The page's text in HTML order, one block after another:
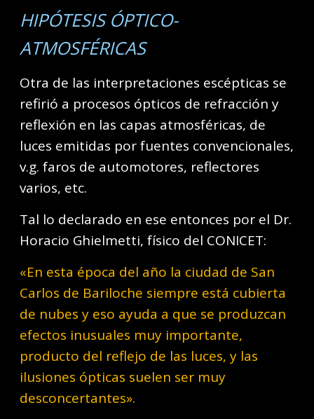
HIPÓTESIS ÓPTICO-
ATMOSFÉRICAS
Otra de las interpretaciones escépticas se
refirió a procesos ópticos de refracción y
reflexión en las capas atmosféricas, de
luces emitidas por fuentes convencionales,
v.g. faros de automotores, reflectores
varios, etc.
Tal lo declarado en ese entonces por el Dr.
Horacio Ghielmetti, físico del CONICET:
«En esta época del año la ciudad de San
Carlos de Bariloche siempre está cubierta
de nubes y eso ayuda a que se produzcan
efectos inusuales muy importante,
producto del reflejo de las luces, y las
ilusiones ópticas suelen ser muy
desconcertantes».